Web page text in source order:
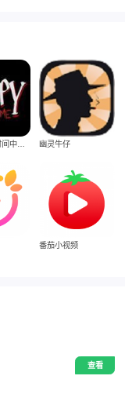
波比的游戏时间中文版 幽灵牛仔
番茄小视频
查看